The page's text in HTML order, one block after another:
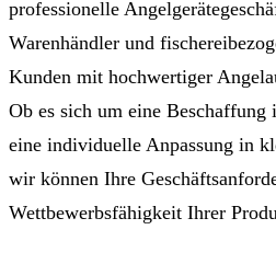
professionelle
Warenhändler und
Kunden mit hochwertiger
Ob es sich um eine Beschaffung
eine individuelle Anpassung in
wir können Ihre
Wettbewerbsfähigkeit Ihrer